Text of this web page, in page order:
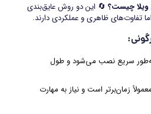
ویلا چیست؟🔄 این دو روش عایق‌بندی
تفاوت‌های ظاهری و عملکردی دارند.
:
سریع نصب می‌شود و طول
زمان‌برتر است و نیاز به مهارت